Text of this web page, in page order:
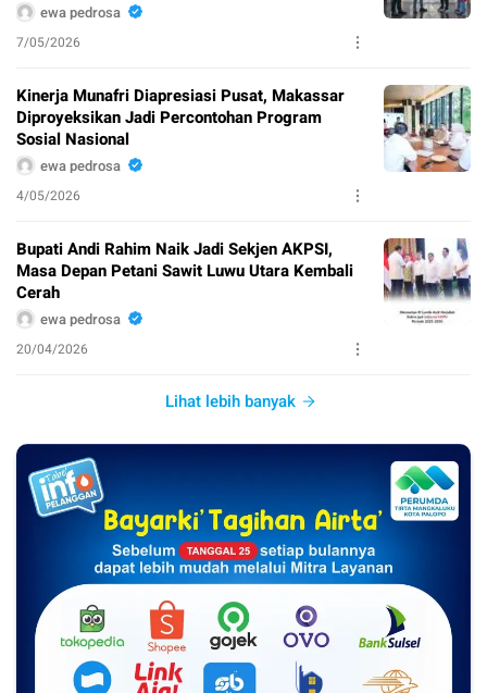
ewa pedrosa
7/05/2026
Kinerja Munafri Diapresiasi Pusat, Makassar
Diproyeksikan Jadi Percontohan Program
Sosial Nasional
ewa pedrosa
4/05/2026
Bupati Andi Rahim Naik Jadi Sekjen AKPSI,
Masa Depan Petani Sawit Luwu Utara Kembali
Cerah
ewa pedrosa
20/04/2026
Lihat lebih banyak